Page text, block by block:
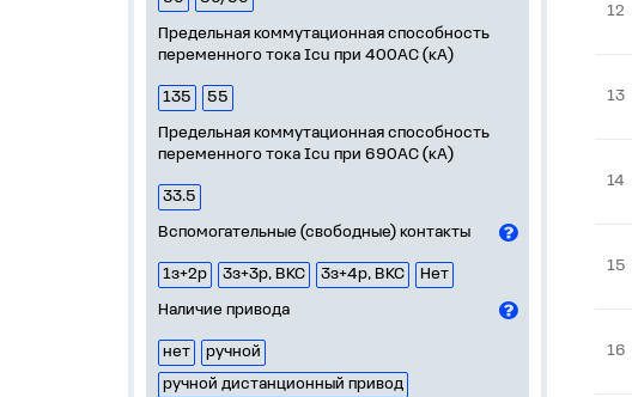
Предельная коммутационная способность
переменного тока Icu при 400АС (кА)
135
55
Предельная коммутационная способность
переменного тока Icu при 690AC (кА)
33.5
Вспомогательные (свободные) контакты
1з+2р 3з+3р, ВКС 3з+4р, ВКС
Нет
Наличие привода
нет
ручной
ручной дистанционный привод
12
13
14
15
16